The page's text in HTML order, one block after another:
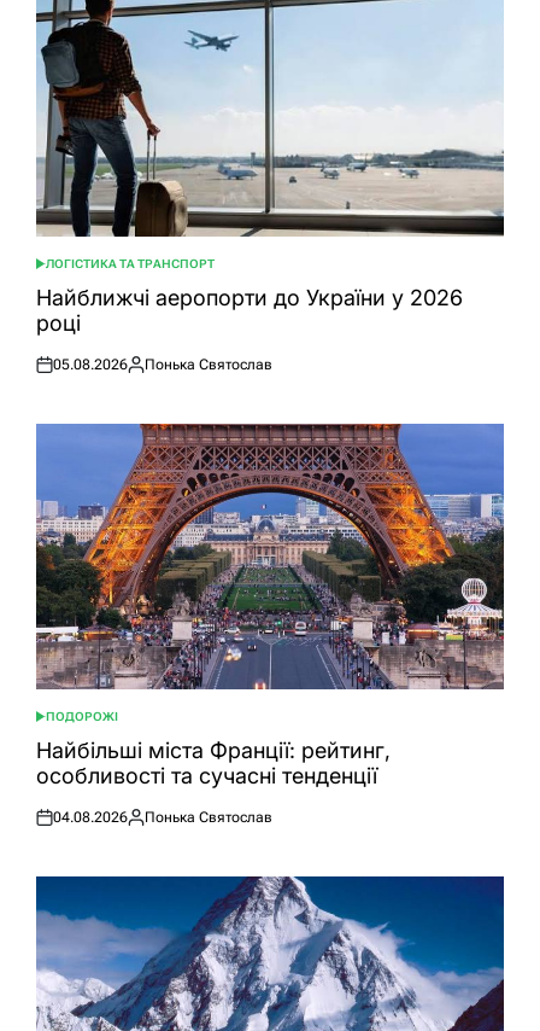
ОПУБЛІКУВАТИ
У
ЛОГІСТИКА ТА ТРАНСПОРТ
Найближчі аеропорти до України у 2026
році
Оприлюднено
05.08.2026
Опубліковано
Понька Святослав
ОПУБЛІКУВАТИ
У
ПОДОРОЖІ
Найбільші міста Франції: рейтинг,
особливості та сучасні тенденції
Оприлюднено
04.08.2026
Опубліковано
Понька Святослав